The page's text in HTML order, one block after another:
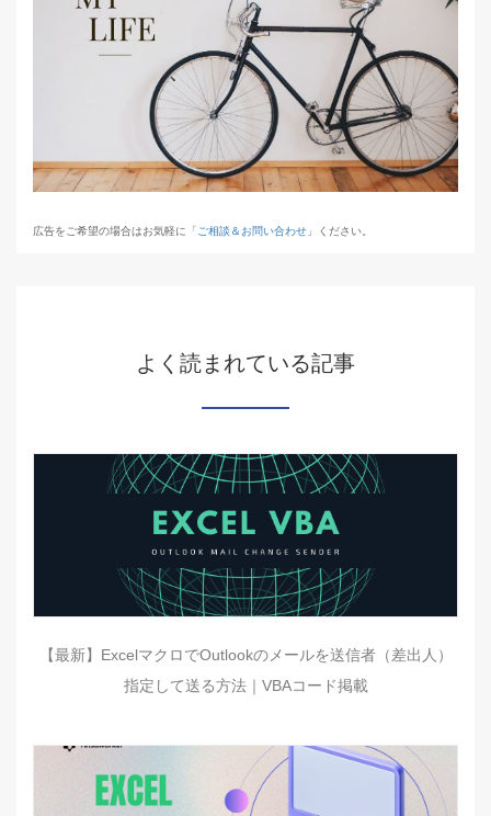
広告をご希望の場合はお気軽に「ご相談＆お問い合わせ 」ください。
よく読まれている記事
【最新】ExcelマクロでOutlookのメールを送信者（差出人）
指定して送る方法｜VBAコード掲載